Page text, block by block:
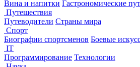
Вина и напитки Гастрономические
Путешествия
Путеводители Страны мира
Спорт
Биографии спортсменов Боевые
IT
Программирование Технологии